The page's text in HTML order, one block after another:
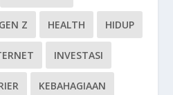
GEN Z HEALTH HIDUP
INVESTASI
KEBAHAGIAAN